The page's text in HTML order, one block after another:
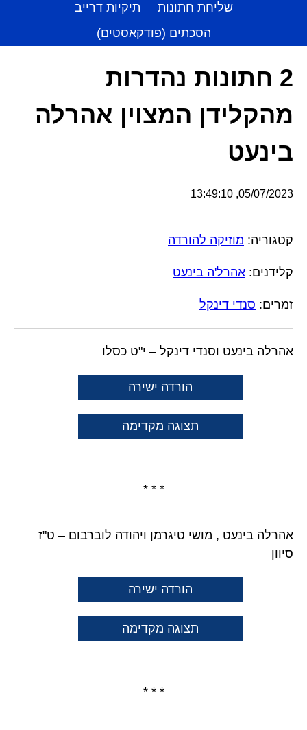
שליחת חתונות
תיקיות דרייב
הסכתים (פודקאסטים)
2 חתונות נהדרות
מהקלידן המצוין אהרלה
בינעט
05/07/2023, 13:49:10
קטגוריה: מוזיקה להורדה
קלידנים: אהרל'ה בינעט
זמרים: סנדי דינקל
אהרלה בינעט וסנדי דינקל – י"ט כסלו
הורדה ישירה
תצוגה מקדימה
* * *
אהרלה בינעט , מושי טיגרמן ויהודה לוברבום – ט"ז
סיוון
הורדה ישירה
תצוגה מקדימה
* * *